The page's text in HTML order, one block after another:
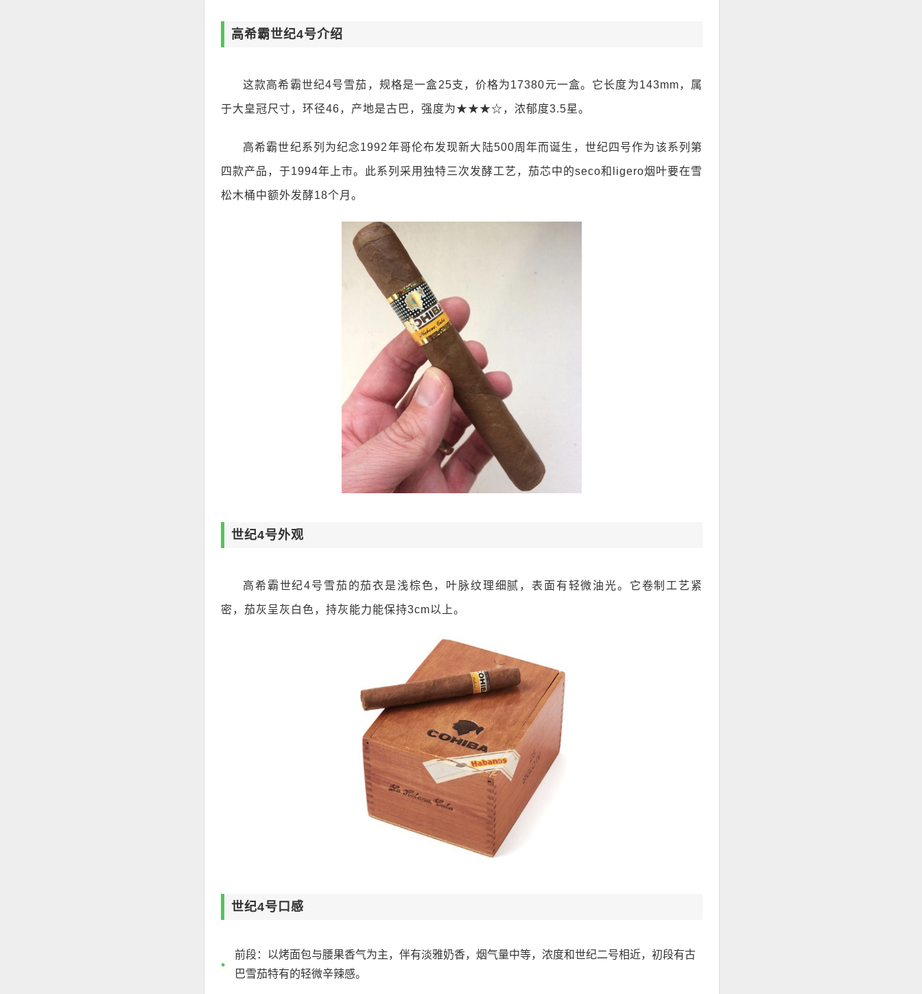
高希霸世纪4号介绍
这款高希霸世纪4号雪茄，规格是一盒25支，价格为17380元一盒。它长度为143mm，属
于大皇冠尺寸，环径46，产地是古巴，强度为★★★☆，浓郁度3.5星。
高希霸世纪系列为纪念1992年哥伦布发现新大陆500周年而诞生，世纪四号作为该系列第
四款产品，于1994年上市。此系列采用独特三次发酵工艺，茄芯中的seco和ligero烟叶要在雪
松木桶中额外发酵18个月。
世纪4号外观
高希霸世纪4号雪茄的茄衣是浅棕色，叶脉纹理细腻，表面有轻微油光。它卷制工艺紧
密，茄灰呈灰白色，持灰能力能保持3cm以上。
世纪4号口感
前段：以烤面包与腰果香气为主，伴有淡雅奶香，烟气量中等，浓度和世纪二号相近，初段有古
巴雪茄特有的轻微辛辣感。